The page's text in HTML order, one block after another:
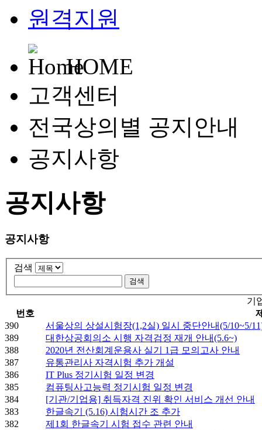
원격지원
HOME
고객센터
전국상의별 공지안내
공지사항
공지사항
공지사항
검색
기
번호
390
서울상의 상설시험장(1,2실) 일시 중단안내(5/10~5/
389
대한상공회의소 시행 자격검정 재개 안내(5.6~)
388
2020년 전산회계운용사 실기 1급 모의고사 안내
387
유통관리사 자격시험 추가 개설
386
IT Plus 정기시험 일정 변경
385
컴퓨팅사고능력 정기시험 일정 변경
384
[기관/기업용] 취득자격 진위 확인 서비스 개선 안내
383
한글속기 (5.16) 시험시간 조 추가
382
제1회 한글속기 시험 접수 관련 안내